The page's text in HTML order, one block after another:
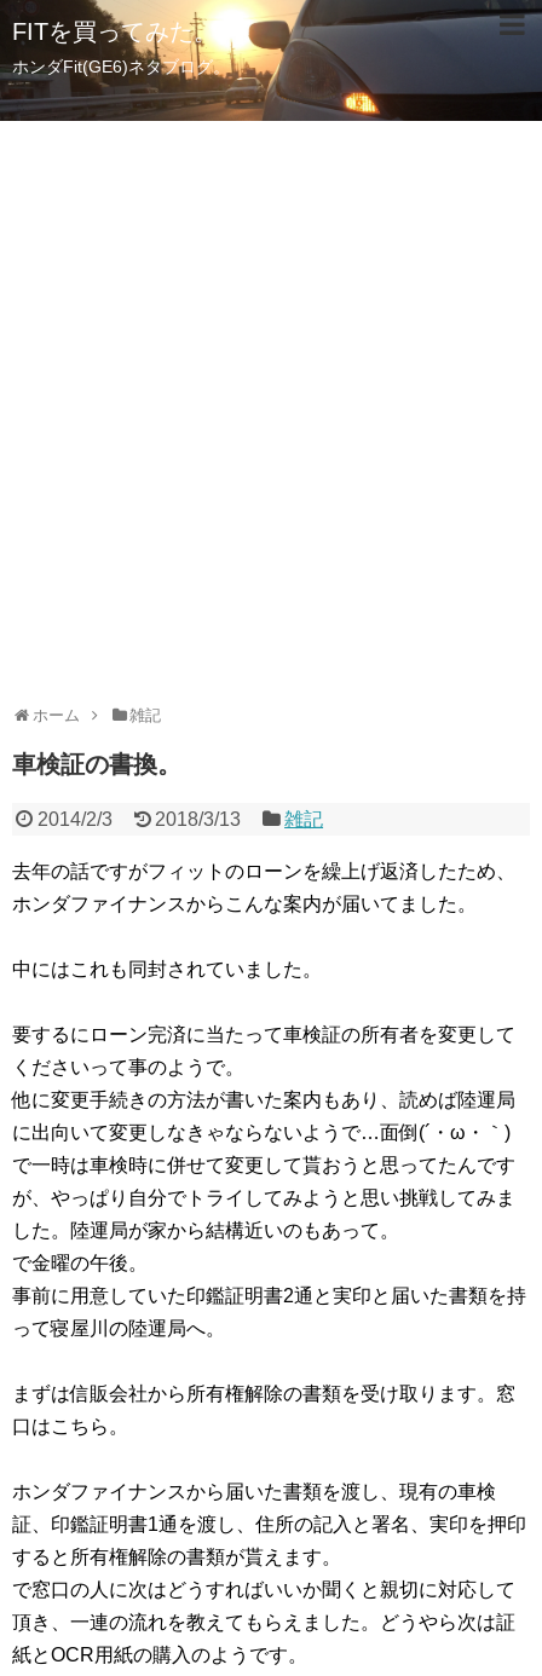
FITを買ってみた。
ホンダFit(GE6)ネタブログ。
ホーム 雑記
車検証の書換。
2014/2/3 2018/3/13 雑記
去年の話ですがフィットのローンを繰上げ返済したため、
ホンダファイナンスからこんな案内が届いてました。
中にはこれも同封されていました。
要するにローン完済に当たって車検証の所有者を変更して
くださいって事のようで。
他に変更手続きの方法が書いた案内もあり、読めば陸運局
に出向いて変更しなきゃならないようで…面倒(´・ω・｀)
で一時は車検時に併せて変更して貰おうと思ってたんです
が、やっぱり自分でトライしてみようと思い挑戦してみま
した。陸運局が家から結構近いのもあって。
で金曜の午後。
事前に用意していた印鑑証明書2通と実印と届いた書類を持
って寝屋川の陸運局へ。
まずは信販会社から所有権解除の書類を受け取ります。窓
口はこちら。
ホンダファイナンスから届いた書類を渡し、現有の車検
証、印鑑証明書1通を渡し、住所の記入と署名、実印を押印
すると所有権解除の書類が貰えます。
で窓口の人に次はどうすればいいか聞くと親切に対応して
頂き、一連の流れを教えてもらえました。どうやら次は証
紙とOCR用紙の購入のようです。